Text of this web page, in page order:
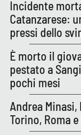
EDIZIONI
LOCALI
Catanzaro
Crotone
Vibo Valentia
Reggio Calabria
Incidente
Catanzarese:
pressi dello
È morto il
pestato a
pochi mesi
Andrea
Torino, Roma